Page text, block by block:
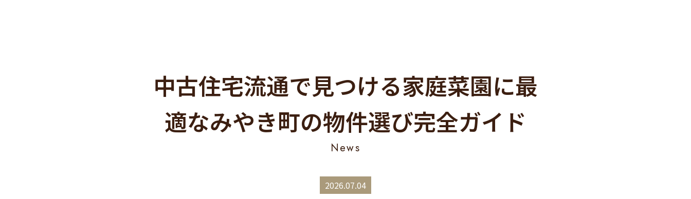
中古住宅流通で見つける家庭菜園に最
適なみやき町の物件選び完全ガイド
News
2026.07.04